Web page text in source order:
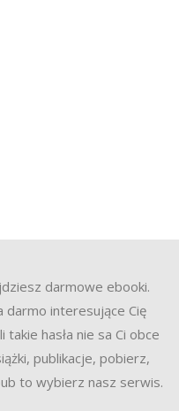
darmowe ebooki.
darmo interesujące Cię
takie hasła nie sa Ci obce
publikacje, pobierz,
to wybierz nasz serwis.